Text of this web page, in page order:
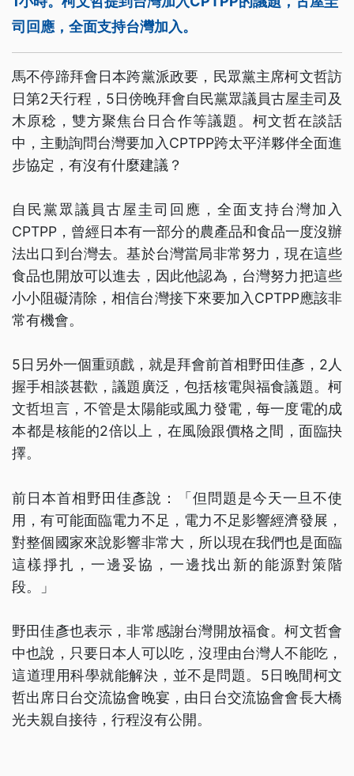
司回應，全面支持台灣加入。
馬不停蹄拜會日本跨黨派政要，民眾黨主席柯文哲訪
日第2天行程，5日傍晚拜會自民黨眾議員古屋圭司及
木原稔，雙方聚焦台日合作等議題。柯文哲在談話
中，主動詢問台灣要加入CPTPP跨太平洋夥伴全面進
步協定，有沒有什麼建議？
自民黨眾議員古屋圭司回應，全面支持台灣加入
CPTPP，曾經日本有一部分的農產品和食品一度沒辦
法出口到台灣去。基於台灣當局非常努力，現在這些
食品也開放可以進去，因此他認為，台灣努力把這些
小小阻礙清除，相信台灣接下來要加入CPTPP應該非
常有機會。
5日另外一個重頭戲，就是拜會前首相野田佳彥，2人
握手相談甚歡，議題廣泛，包括核電與福食議題。柯
文哲坦言，不管是太陽能或風力發電，每一度電的成
本都是核能的2倍以上，在風險跟價格之間，面臨抉
擇。
前日本首相野田佳彥說：「但問題是今天一旦不使
用，有可能面臨電力不足，電力不足影響經濟發展，
對整個國家來說影響非常大，所以現在我們也是面臨
這樣掙扎，一邊妥協，一邊找出新的能源對策階
段。」
野田佳彥也表示，非常感謝台灣開放福食。柯文哲會
中也說，只要日本人可以吃，沒理由台灣人不能吃，
這道理用科學就能解決，並不是問題。5日晚間柯文
哲出席日台交流協會晚宴，由日台交流協會會長大橋
光夫親自接待，行程沒有公開。